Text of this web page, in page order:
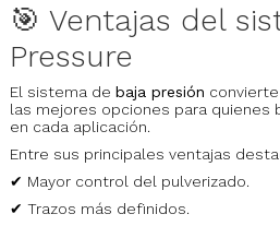
🎯 Ventajas del
Pressure
El sistema de baja presión convierte
las mejores opciones para quienes
en cada aplicación.
Entre sus principales ventajas
✔ Mayor control del pulverizado.
✔ Trazos más definidos.